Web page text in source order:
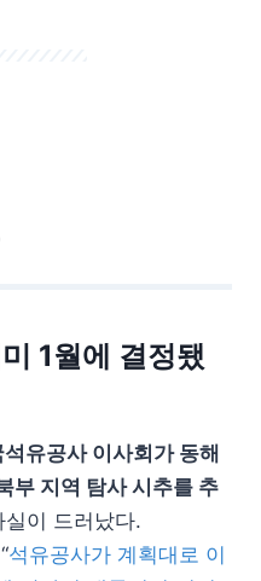
1월에 결정됐
유공사 이사회가 동해
부 지역 탐사 시추를 추
실이 드러났다.
석유공사가 계획대로 이